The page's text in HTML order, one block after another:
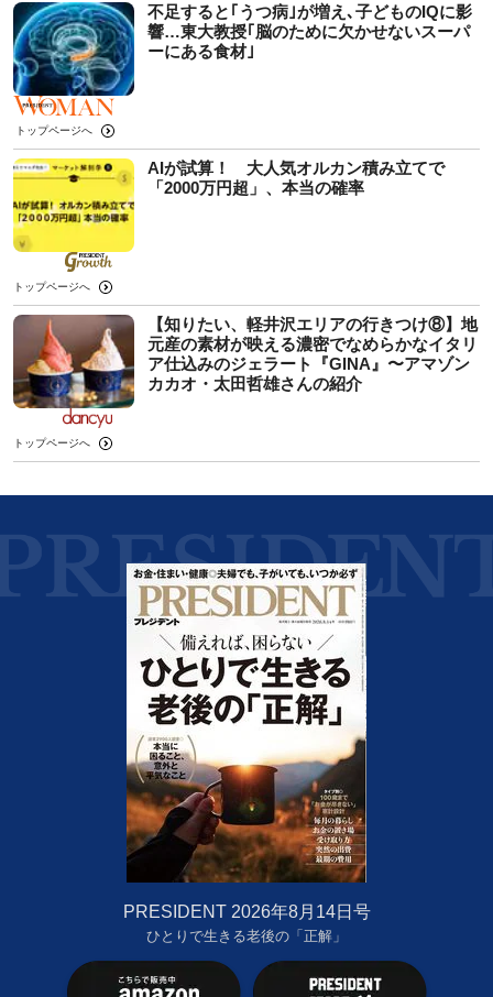
不足すると｢うつ病｣が増え､子どものIQに影
響…東大教授｢脳のために欠かせないスーパ
ーにある食材｣
トップページへ
AIが試算！ 大人気オルカン積み立てで
「2000万円超」、本当の確率
トップページへ
【知りたい、軽井沢エリアの行きつけ⑧】地
元産の素材が映える濃密でなめらかなイタリ
ア仕込みのジェラート『GINA』〜アマゾン
カカオ・太田哲雄さんの紹介
トップページへ
PRESIDENT 2026年8月14日号
ひとりで生きる老後の「正解」